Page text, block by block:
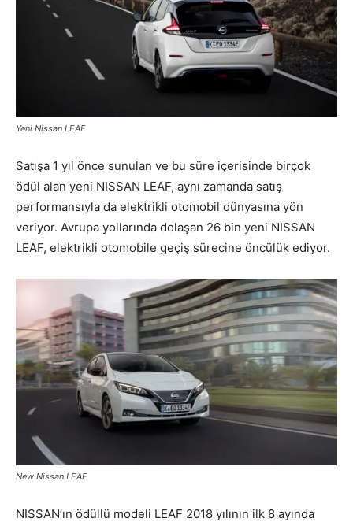
Yeni Nissan LEAF
Satışa 1 yıl önce sunulan ve bu süre içerisinde birçok
ödül alan yeni NISSAN LEAF, aynı zamanda satış
performansıyla da elektrikli otomobil dünyasına yön
veriyor. Avrupa yollarında dolaşan 26 bin yeni NISSAN
LEAF, elektrikli otomobile geçiş sürecine öncülük ediyor.
New Nissan LEAF
NISSAN’ın ödüllü modeli LEAF 2018 yılının ilk 8 ayında